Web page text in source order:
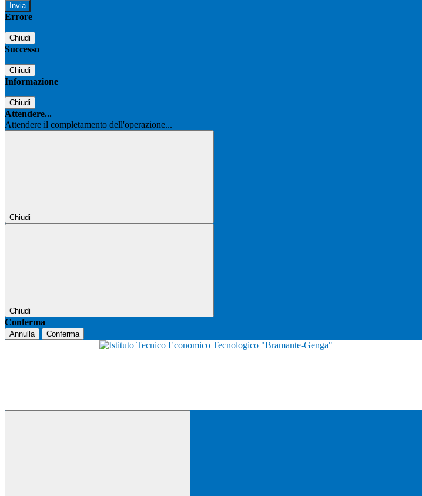
Errore
Chiudi
Successo
Chiudi
Informazione
Chiudi
Attendere...
Attendere il completamento dell'operazione...
Chiudi
Chiudi
Conferma
Annulla Conferma